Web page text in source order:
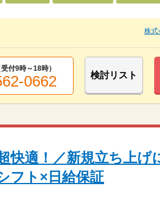
株式
付9時～18時）
0662 検討リスト
快適！／新規立ち上げ
フト×日給保証